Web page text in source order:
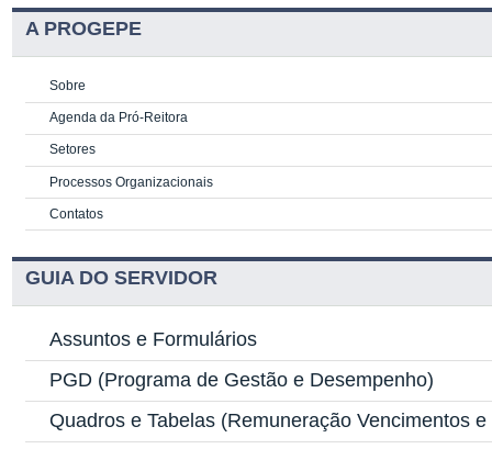
A PROGEPE
Sobre
Agenda da Pró-Reitora
Setores
Processos Organizacionais
Contatos
GUIA DO SERVIDOR
Assuntos e Formulários
PGD (Programa de Gestão e Desempenho)
Quadros e Tabelas (Remuneração Vencimentos